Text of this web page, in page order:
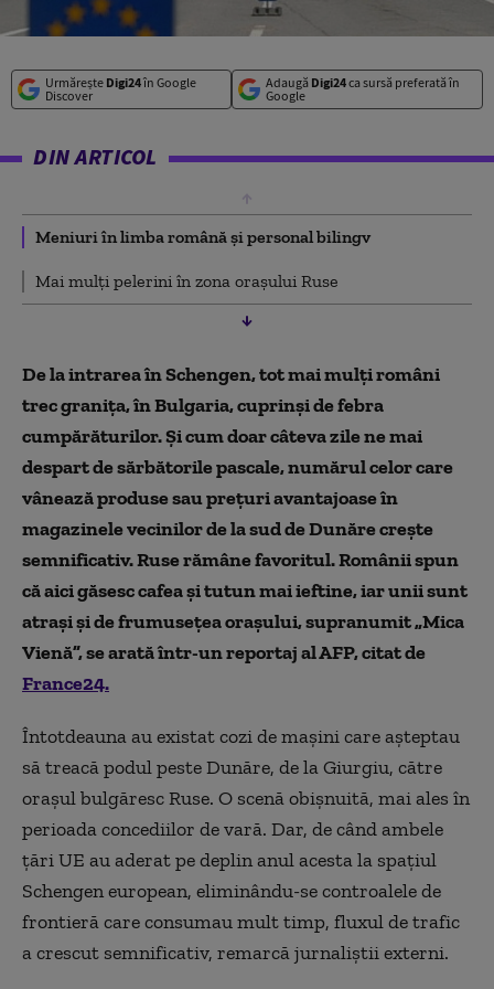
Urmărește Digi24în Google
Discover
Adaugă Digi24ca sursă preferată în
Google
DIN ARTICOL
Meniuri în limba română și personal bilingv
Mai mulți pelerini în zona orașului Ruse
De la intrarea în Schengen, tot mai mulți români
trec granița, în Bulgaria, cuprinși de febra
cumpărăturilor. Și cum doar câteva zile ne mai
despart de sărbătorile pascale, numărul celor care
vânează produse sau prețuri avantajoase în
magazinele vecinilor de la sud de Dunăre crește
semnificativ. Ruse rămâne favoritul. Românii spun
că aici găsesc cafea și tutun mai ieftine, iar unii sunt
atrași și de frumusețea orașului, supranumit „Mica
Vienă”, se arată într-un reportaj al AFP, citat de
France24.
Întotdeauna au existat cozi de mașini care așteptau
să treacă podul peste Dunăre, de la Giurgiu, către
orașul bulgăresc Ruse. O scenă obișnuită, mai ales în
perioada concediilor de vară. Dar, de când ambele
țări UE au aderat pe deplin anul acesta la spațiul
Schengen european, eliminându-se controalele de
frontieră care consumau mult timp, fluxul de trafic
a crescut semnificativ, remarcă jurnaliștii externi.